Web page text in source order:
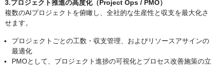
3.プロジェクト推進の高度化（Project Ops / PMO）
複数のAIプロジェクトを俯瞰し、全社的な生産性と収支を最大化さ
せます。
プロジェクトごとの工数・収支管理、およびリソースアサインの
最適化
PMOとして、プロジェクト進捗の可視化とプロセス改善施策の立